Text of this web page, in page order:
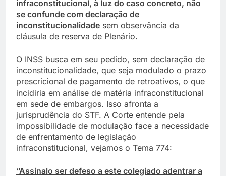
infraconstitucional, à luz do caso concreto, não
se confunde com declaração de
inconstitucionalidade sem observância da
cláusula de reserva de Plenário.
O INSS busca em seu pedido, sem declaração de
inconstitucionalidade, que seja modulado o prazo
prescricional de pagamento de retroativos, o que
incidiria em análise de matéria infraconstitucional
em sede de embargos. Isso afronta a
jurisprudência do STF. A Corte entende pela
impossibilidade de modulação face a necessidade
de enfrentamento de legislação
infraconstitucional, vejamos o Tema 774:
“Assinalo ser defeso a este colegiado adentrar a